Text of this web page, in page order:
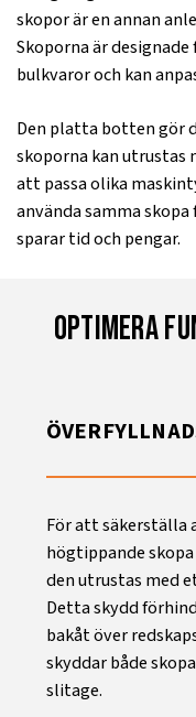
skopor är en annan
Skoporna är
bulkvaror och kan
Den platta botten gör
skoporna kan utrustas
att passa olika
använda samma
sparar tid och pengar.
Optimera
För att säkerställa
högtippande
den utrustas med
Detta skydd
bakåt över
skyddar både
slitage.